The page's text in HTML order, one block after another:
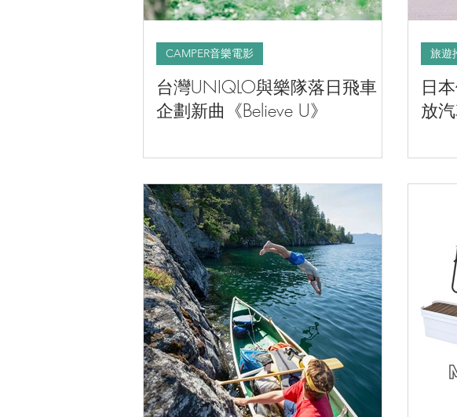
台灣UNIQLO與樂隊落日飛車・
企劃新曲《Believe U》
CAMPER音樂電影
日
放
旅遊